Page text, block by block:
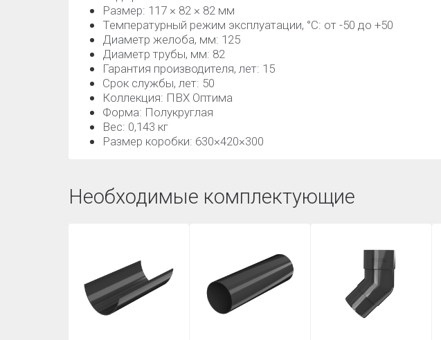
Размер: 117 × 82 × 82 мм
Температурный режим эксплуатации, °C: от -50 до +50
Диаметр желоба, мм: 125
Диаметр трубы, мм: 82
Гарантия производителя, лет: 15
Срок службы, лет: 50
Коллекция: ПВХ Оптима
Форма: Полукруглая
Вес: 0,143 кг
Размер коробки: 630×420×300
Необходимые комплектующие